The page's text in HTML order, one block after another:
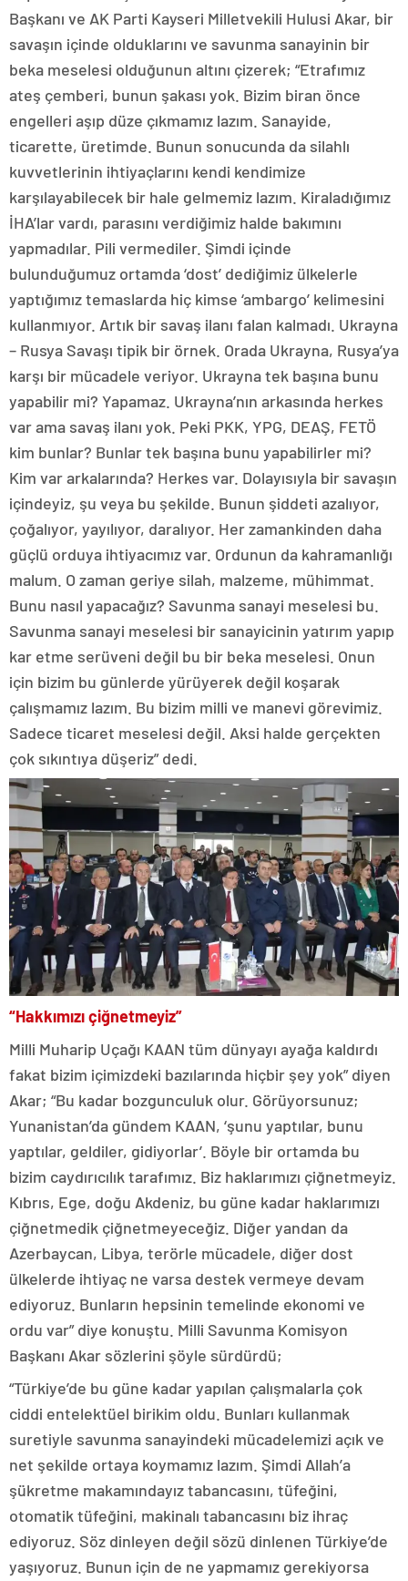
Başkanı ve AK Parti Kayseri Milletvekili Hulusi Akar, bir
savaşın içinde olduklarını ve savunma sanayinin bir
beka meselesi olduğunun altını çizerek; “Etrafımız
ateş çemberi, bunun şakası yok. Bizim biran önce
engelleri aşıp düze çıkmamız lazım. Sanayide,
ticarette, üretimde. Bunun sonucunda da silahlı
kuvvetlerinin ihtiyaçlarını kendi kendimize
karşılayabilecek bir hale gelmemiz lazım. Kiraladığımız
İHA’lar vardı, parasını verdiğimiz halde bakımını
yapmadılar. Pili vermediler. Şimdi içinde
bulunduğumuz ortamda ‘dost’ dediğimiz ülkelerle
yaptığımız temaslarda hiç kimse ‘ambargo’ kelimesini
kullanmıyor. Artık bir savaş ilanı falan kalmadı. Ukrayna
– Rusya Savaşı tipik bir örnek. Orada Ukrayna, Rusya’ya
karşı bir mücadele veriyor. Ukrayna tek başına bunu
yapabilir mi? Yapamaz. Ukrayna’nın arkasında herkes
var ama savaş ilanı yok. Peki PKK, YPG, DEAŞ, FETÖ
kim bunlar? Bunlar tek başına bunu yapabilirler mi?
Kim var arkalarında? Herkes var. Dolayısıyla bir savaşın
içindeyiz, şu veya bu şekilde. Bunun şiddeti azalıyor,
çoğalıyor, yayılıyor, daralıyor. Her zamankinden daha
güçlü orduya ihtiyacımız var. Ordunun da kahramanlığı
malum. O zaman geriye silah, malzeme, mühimmat.
Bunu nasıl yapacağız? Savunma sanayi meselesi bu.
Savunma sanayi meselesi bir sanayicinin yatırım yapıp
kar etme serüveni değil bu bir beka meselesi. Onun
için bizim bu günlerde yürüyerek değil koşarak
çalışmamız lazım. Bu bizim milli ve manevi görevimiz.
Sadece ticaret meselesi değil. Aksi halde gerçekten
çok sıkıntıya düşeriz” dedi.
“Hakkımızı çiğnetmeyiz”
Milli Muharip Uçağı KAAN tüm dünyayı ayağa kaldırdı
fakat bizim içimizdeki bazılarında hiçbir şey yok” diyen
Akar; “Bu kadar bozgunculuk olur. Görüyorsunuz;
Yunanistan’da gündem KAAN, ‘şunu yaptılar, bunu
yaptılar, geldiler, gidiyorlar’. Böyle bir ortamda bu
bizim caydırıcılık tarafımız. Biz haklarımızı çiğnetmeyiz.
Kıbrıs, Ege, doğu Akdeniz, bu güne kadar haklarımızı
çiğnetmedik çiğnetmeyeceğiz. Diğer yandan da
Azerbaycan, Libya, terörle mücadele, diğer dost
ülkelerde ihtiyaç ne varsa destek vermeye devam
ediyoruz. Bunların hepsinin temelinde ekonomi ve
ordu var” diye konuştu. Milli Savunma Komisyon
Başkanı Akar sözlerini şöyle sürdürdü;
“Türkiye’de bu güne kadar yapılan çalışmalarla çok
ciddi entelektüel birikim oldu. Bunları kullanmak
suretiyle savunma sanayindeki mücadelemizi açık ve
net şekilde ortaya koymamız lazım. Şimdi Allah’a
şükretme makamındayız tabancasını, tüfeğini,
otomatik tüfeğini, makinalı tabancasını biz ihraç
ediyoruz. Söz dinleyen değil sözü dinlenen Türkiye’de
yaşıyoruz. Bunun için de ne yapmamız gerekiyorsa